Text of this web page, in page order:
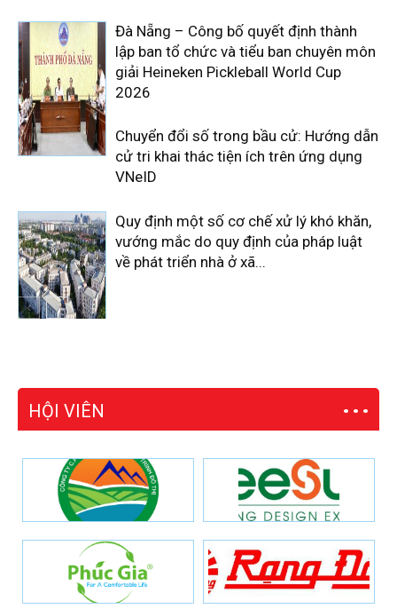
Đà Nẵng – Công bố quyết định thành
lập ban tổ chức và tiểu ban chuyên môn
giải Heineken Pickleball World Cup
2026
Chuyển đổi số trong bầu cử: Hướng dẫn
cử tri khai thác tiện ích trên ứng dụng
VNeID
Quy định một số cơ chế xử lý khó khăn,
vướng mắc do quy định của pháp luật
về phát triển nhà ở xã...
HỘI VIÊN